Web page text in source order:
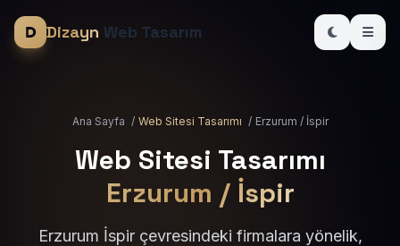
Dizayn Web Tasarım
Ana Sayfa / Web Sitesi Tasarımı / Erzurum / İspir
Web Sitesi Tasarımı
Erzurum / İspir
Erzurum İspir çevresindeki firmalara yönelik,